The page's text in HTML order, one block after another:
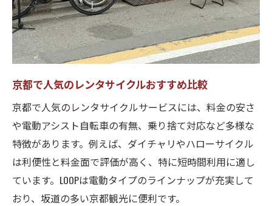
京都で人気のレンタサイクルおすすめ比較
京都で人気のレンタサイクルサービスには、料金の安さ
や電動アシスト自転車の有無、乗り捨て対応など多様な
特徴があります。例えば、ダイチャリやハローサイクル
は利便性と料金面で評価が高く、特に短時間利用に適し
ています。LOOPは電動タイプのラインナップが充実して
おり、坂道の多い京都観光に便利です。